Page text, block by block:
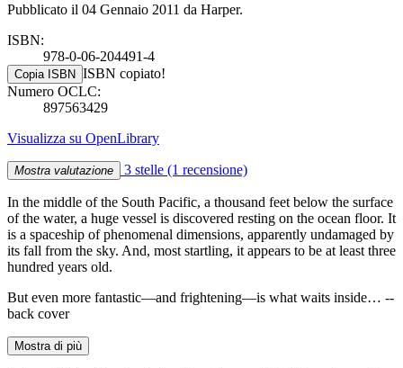
Pubblicato il 04 Gennaio 2011 da Harper.
ISBN:
978-0-06-204491-4
Copia ISBN ISBN copiato!
Numero OCLC:
897563429
Visualizza su OpenLibrary
Mostra valutazione 3 stelle (1 recensione)
In the middle of the South Pacific, a thousand feet below the surface
of the water, a huge vessel is discovered resting on the ocean floor. It
is a spaceship of phenomenal dimensions, apparently undamaged by
its fall from the sky. And, most startling, it appears to be at least three
hundred years old.
But even more fantastic—and frightening—is what waits inside… --
back cover
Mostra di più